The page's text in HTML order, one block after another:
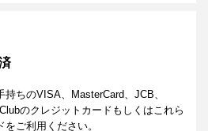
ちのVISA、MasterCard、JCB、
のクレジットカードもしくはこれら
ご利用ください。